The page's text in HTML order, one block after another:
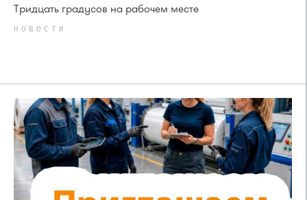
Тридцать градусов на рабочем месте
НОВОСТИ